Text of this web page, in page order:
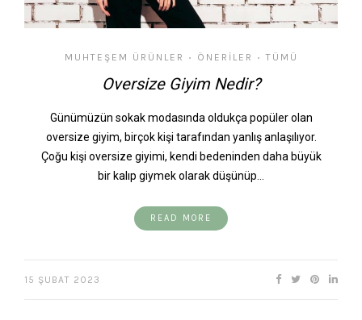
MUHTEŞEM ÜRÜNLER • ÖNERILER • TÜMÜ
Oversize Giyim Nedir?
Günümüzün sokak modasında oldukça popüler olan
oversize giyim, birçok kişi tarafından yanlış anlaşılıyor.
Çoğu kişi oversize giyimi, kendi bedeninden daha büyük
bir kalıp giymek olarak düşünüp…
READ MORE
15 ŞUBAT 2023